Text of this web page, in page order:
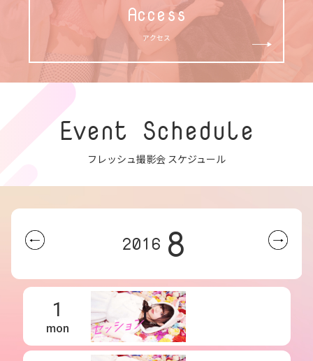
Access
アクセス
Event Schedule
フレッシュ撮影会 スケジュール
2016 8
1
mon